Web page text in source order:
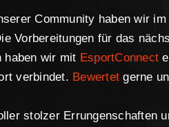
Community haben wir
Vorbereitungen für das
haben wir mit EsportConnect
verbindet. Bewertet gerne
stolzer Errungenschaften